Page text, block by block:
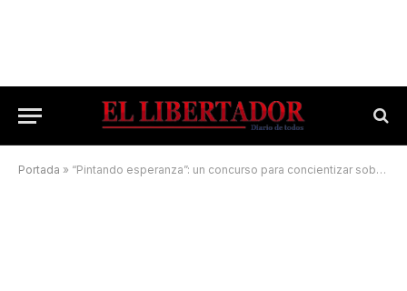
Portada » “Pintando esperanza”: un concurso para concientizar sobre la diabetes